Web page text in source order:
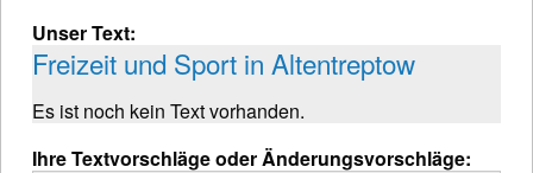
Unser Text:
Freizeit und Sport in Altentreptow
Es ist noch kein Text vorhanden.
Ihre Textvorschläge oder Änderungsvorschläge: